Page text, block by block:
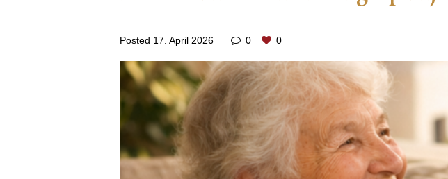
Posted 17. April 2026 0 0